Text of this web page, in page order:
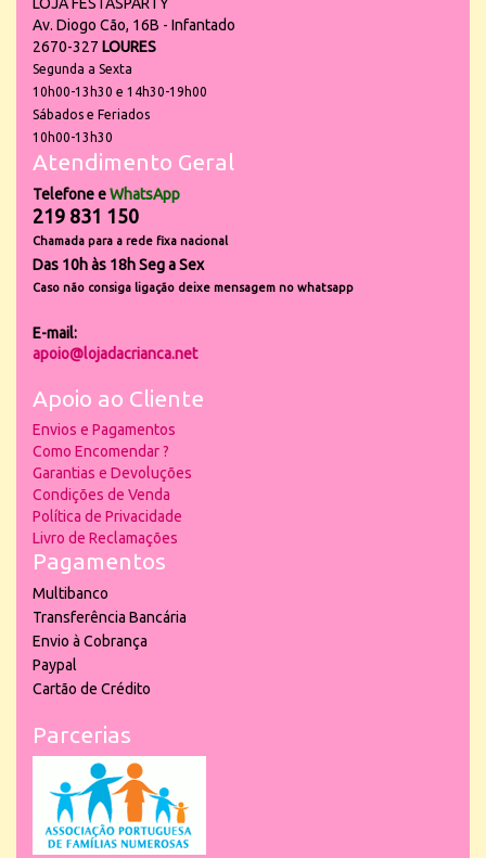
Av. Diogo Cão, 16B - Infantado
2670-327 LOURES
Segunda a Sexta
10h00-13h30 e 14h30-19h00
Sábados e Feriados
10h00-13h30
Atendimento Geral
Telefone eWhatsApp
219 831 150
Chamada para a rede fixa nacional
Das 10h às 18h Seg a Sex
Caso não consiga ligação deixe mensagem no whatsapp
E-mail:
apoio@lojadacrianca.net
Apoio ao Cliente
Envios e Pagamentos
Como Encomendar ?
Garantias e Devoluções
Condições de Venda
Política de Privacidade
Livro de Reclamações
Pagamentos
Multibanco
Transferência Bancária
Envio à Cobrança
Paypal
Cartão de Crédito
Parcerias